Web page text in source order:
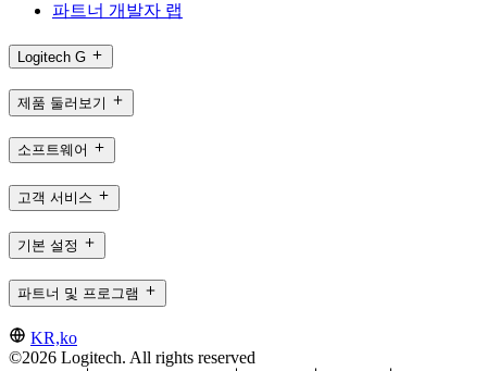
파트너 개발자 랩
Logitech G
제품 둘러보기
소프트웨어
고객 서비스
기본 설정
파트너 및 프로그램
KR,ko
©2026 Logitech. All rights reserved